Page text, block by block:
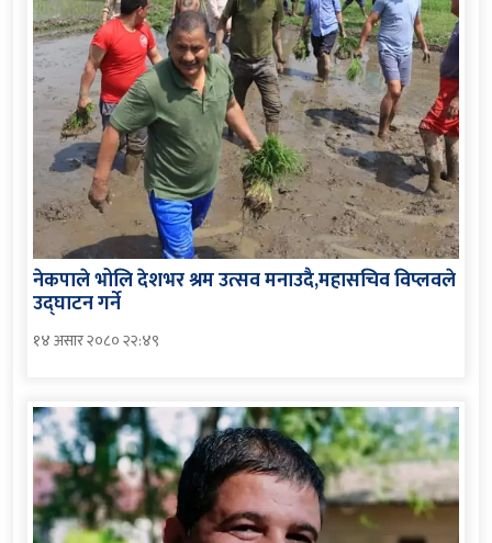
नेकपाले भोलि देशभर श्रम उत्सव मनाउदै,महासचिव विप्लवले
उद्घाटन गर्ने
१४ असार २०८० २२:४९